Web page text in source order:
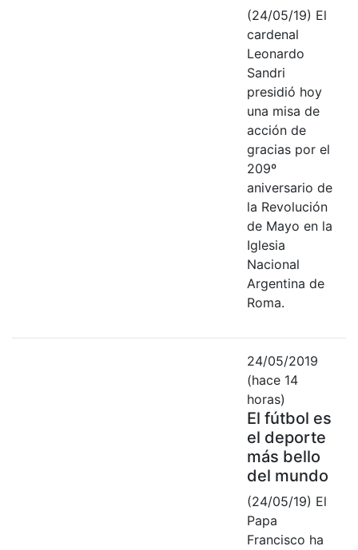
(24/05/19) El
cardenal
Leonardo
Sandri
presidió hoy
una misa de
acción de
gracias por el
209º
aniversario de
la Revolución
de Mayo en la
Iglesia
Nacional
Argentina de
Roma.
24/05/2019
(hace 14
horas)
El fútbol es
el deporte
más bello
del mundo
(24/05/19) El
Papa
Francisco ha